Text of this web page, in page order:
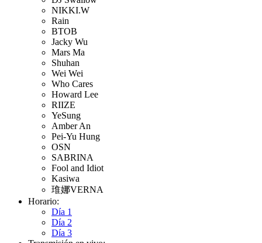
NIKKI.W
Rain
BTOB
Jacky Wu
Mars Ma
Shuhan
Wei Wei
Who Cares
Howard Lee
RIIZE
YeSung
Amber An
Pei-Yu Hung
OSN
SABRINA
Fool and Idiot
Kasiwa
琟娜VERNA
Horario:
Día 1
Día 2
Día 3